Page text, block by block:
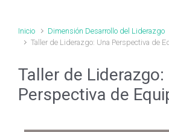
Inicio
Dimensión Desarrollo del Liderazgo
Taller de Liderazgo: Una Perspectiva de
Taller de Liderazgo:
Perspectiva de